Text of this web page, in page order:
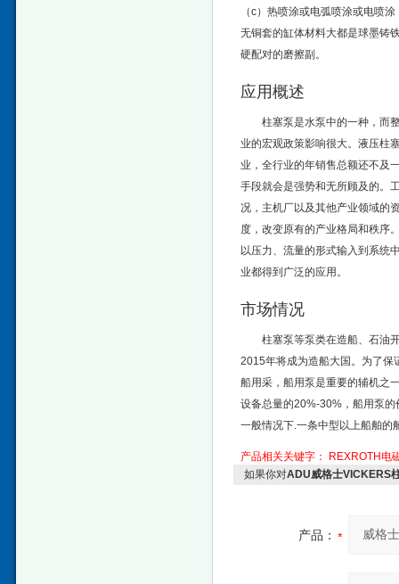
（c）热喷涂或电弧喷涂或电喷
无铜套的缸体材料大都是球墨铸
硬配对的磨擦副。
应用概述
柱塞泵是水泵中的一种，而
业的宏观政策影响很大。液压柱
业，全行业的年销售总额还不及
手段就会是强势和无所顾及的。
况，主机厂以及其他产业领域的
度，改变原有的产业格局和秩序
以压力、流量的形式输入到系统
业都得到广泛的应用。
市场情况
柱塞泵等泵类在造船、石油
2015年将成为造船大国。为了保
船用采，船用泵是重要的辅机之
设备总量的20%-30%，船用泵
一般情况下.一条中型以上船舶的
产品相关关键字：
REXROTH电
如果你对ADU威格士VICKERS
产品：